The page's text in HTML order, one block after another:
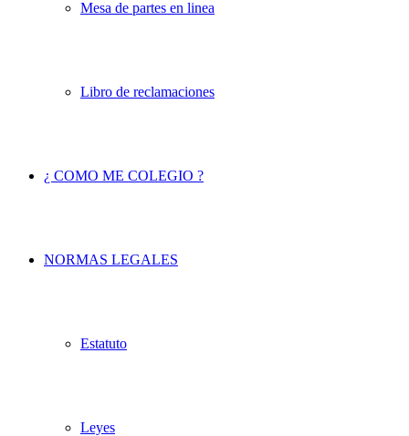
Mesa de partes en linea
Libro de reclamaciones
¿ COMO ME COLEGIO ?
NORMAS LEGALES
Estatuto
Leyes